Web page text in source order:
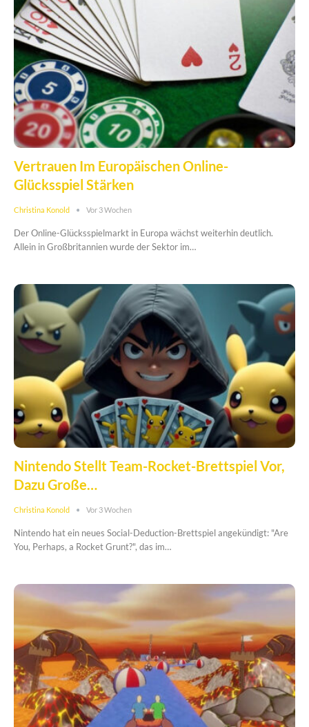
Vertrauen Im Europäischen Online-
Glücksspiel Stärken
Christina Konold Vor 3 Wochen
Der Online-Glücksspielmarkt in Europa wächst weiterhin deutlich.
Allein in Großbritannien wurde der Sektor im…
Nintendo Stellt Team-Rocket-Brettspiel Vor,
Dazu Große…
Christina Konold Vor 3 Wochen
Nintendo hat ein neues Social-Deduction-Brettspiel angekündigt: "Are
You, Perhaps, a Rocket Grunt?", das im…